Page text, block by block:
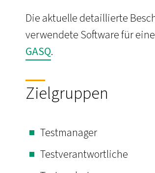
Die aktuelle detaillierte
verwendete Software für
GASQ.
Zielgruppen
Testmanager
Testverantwortliche